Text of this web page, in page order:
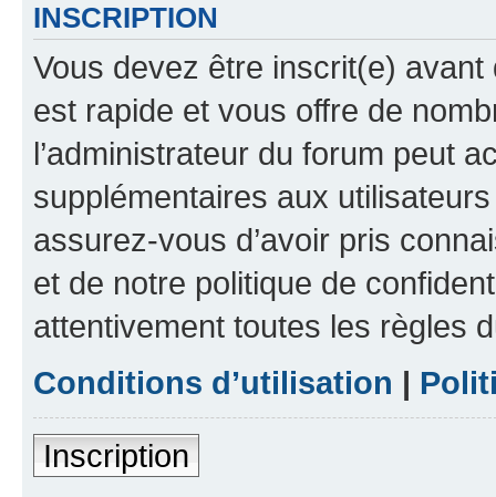
INSCRIPTION
Vous devez être inscrit(e) avant
est rapide et vous offre de
l’administrateur du forum peut
supplémentaires aux
assurez-vous d’avoir pris
et de notre politique de
attentivement toutes les règles
Conditions d’utilisation |
Inscription